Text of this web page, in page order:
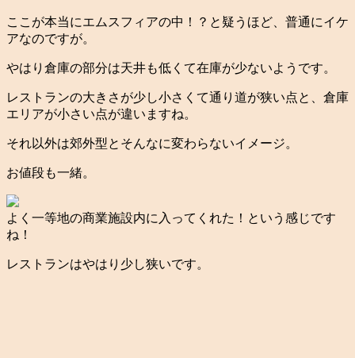
ここが本当にエムスフィアの中！？と疑うほど、普通にイケ
アなのですが。
やはり倉庫の部分は天井も低くて在庫が少ないようです。
レストランの大きさが少し小さくて通り道が狭い点と、倉庫
エリアが小さい点が違いますね。
それ以外は郊外型とそんなに変わらないイメージ。
お値段も一緒。
よく一等地の商業施設内に入ってくれた！という感じです
ね！
レストランはやはり少し狭いです。